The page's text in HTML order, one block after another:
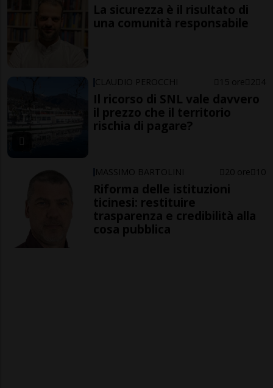
La sicurezza è il risultato di
una comunità responsabile
CLAUDIO PEROCCHI 15 ore 2 4
Il ricorso di SNL vale davvero
il prezzo che il territorio
rischia di pagare?
MASSIMO BARTOLINI 20 ore 10
Riforma delle istituzioni
ticinesi: restituire
trasparenza e credibilità alla
cosa pubblica